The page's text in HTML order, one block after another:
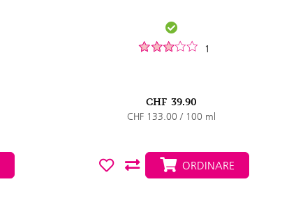
1
CHF 39.90
CHF 133.00 / 100 ml
ORDINARE